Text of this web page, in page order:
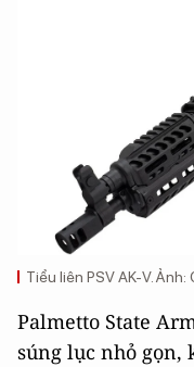
Tiểu liên PSV AK-V. Ảnh:
Palmetto State
súng lục nhỏ gọn,